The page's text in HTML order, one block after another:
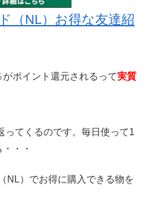
（NL）お得な友達紹
ポイント還元されるって実質
ってくるのです。毎日使って1
・・
NL）でお得に購入できる物を